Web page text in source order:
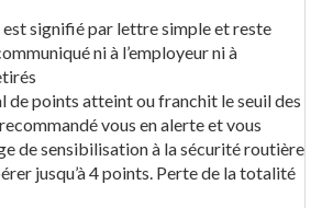
signifié par lettre simple et reste
ni à l’employeur ni à
de points atteint ou franchit le seuil des
vous en alerte et vous
de sensibilisation à la sécurité routière
jusqu’à 4 points. Perte de la totalité